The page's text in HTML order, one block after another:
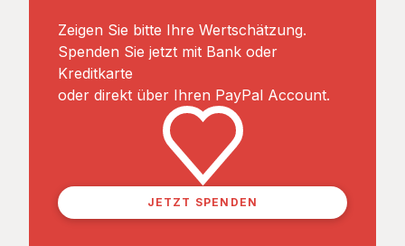
Zeigen Sie bitte Ihre Wertschätzung.
Spenden Sie jetzt mit Bank oder
Kreditkarte
oder direkt über Ihren PayPal Account.
JETZT SPENDEN